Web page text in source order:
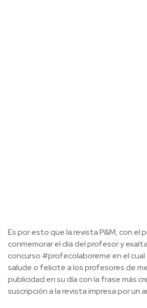
Es por esto que la revista P&M, con el
conmemorar el día del profesor y
concurso #profecolaboreme en el
salude o felicite a los profesores de
publicidad en su día con la frase más
suscripción a la revista impresa por un